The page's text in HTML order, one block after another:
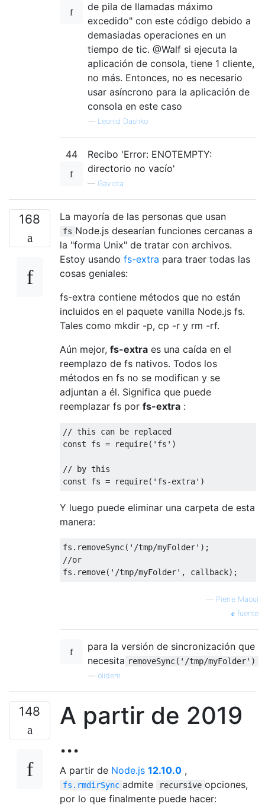
de pila de llamadas máximo
excedido" con este código debido a
demasiadas operaciones en un
tiempo de tic. @Walf si ejecuta la
aplicación de consola, tiene 1 cliente,
no más. Entonces, no es necesario
usar asíncrono para la aplicación de
consola en este caso
— Leonid Dashko
44
Recibo 'Error: ENOTEMPTY:
directorio no vacío'
— Gaviota
168 La mayoría de las personas que usan
fs Node.js desearían funciones cercanas a
la "forma Unix" de tratar con archivos.
Estoy usando fs-extra para traer todas las
cosas geniales:
fs-extra contiene métodos que no están
incluidos en el paquete vanilla Node.js fs.
Tales como mkdir -p, cp -r y rm -rf.
Aún mejor, fs-extra es una caída en el
reemplazo de fs nativos. Todos los
métodos en fs no se modifican y se
adjuntan a él. Significa que puede
reemplazar fs por fs-extra :
// this can be replaced
const fs = require( 'fs' )
// by this
const fs = require( 'fs-extra' )
Y luego puede eliminar una carpeta de esta
manera:
fs . removeSync( '/tmp/myFolder' );
//or
fs . remove( '/tmp/myFolder' , callback);
— Pierre Maoui
fuente
para la versión de sincronización que
necesita removeSync('/tmp/myFolder')
olidem
148
A partir de 2019
...
A partir de Node.js 12.10.0 ,
fs.rmdirSync admite recursive opciones,
por lo que finalmente puede hacer: